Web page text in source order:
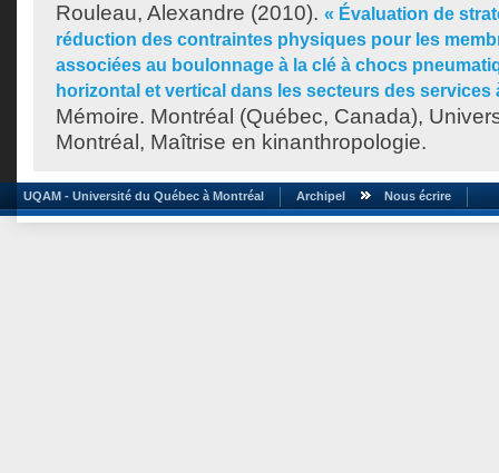
Rouleau, Alexandre (2010). « Évaluation de
réduction des contraintes physiques pour les
associées au boulonnage à la clé à chocs
horizontal et vertical dans les secteurs des services
Mémoire. Montréal (Québec, Canada),
Montréal, Maîtrise en kinanthropologie.
UQAM - Université du Québec à Montréal Archipel Nous écrire